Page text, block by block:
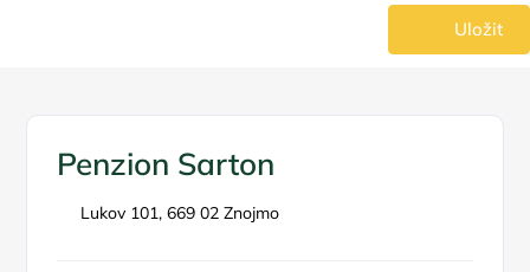
Uložit
Penzion Sarton
Lukov 101, 669 02 Znojmo